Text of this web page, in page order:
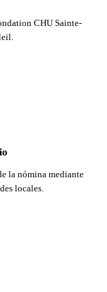
CHU Sainte-
la nómina mediante
locales.